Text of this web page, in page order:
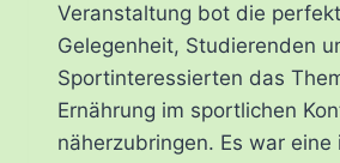
Veranstaltung bot die
Gelegenheit, Studierenden
Sportinteressierten das
Ernährung im sportlichen
näherzubringen. Es war eine